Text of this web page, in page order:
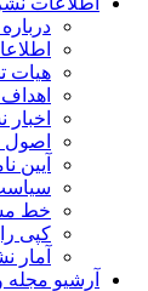
درباره
هیات
اهداف و
اخبار
اصول
آیین
سیاست
خط
کپی
آمار
آرشیو مجله و